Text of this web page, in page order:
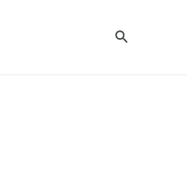
Zoeken